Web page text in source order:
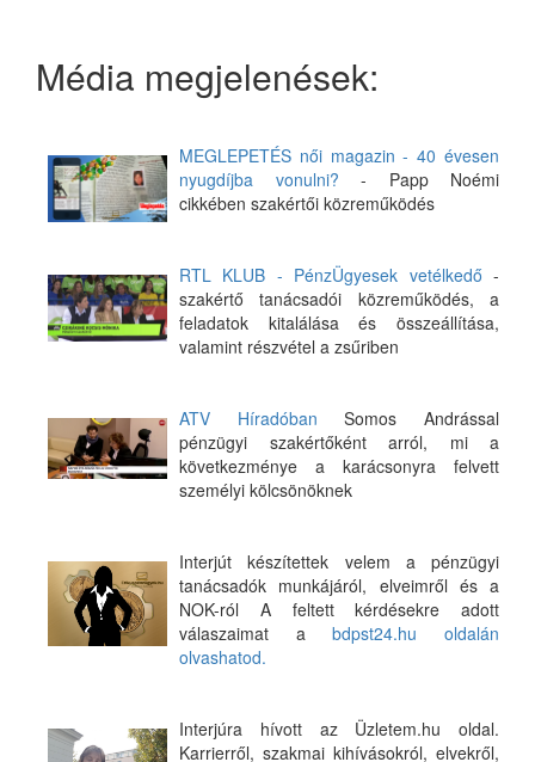
Média megjelenések:
MEGLEPETÉS női magazin - 40 évesen
nyugdíjba vonulni? - Papp Noémi
cikkében szakértői közreműködés
RTL KLUB - PénzÜgyesek vetélkedő -
szakértő tanácsadói közreműködés, a
feladatok kitalálása és összeállítása,
valamint részvétel a zsűriben
ATV Híradóban Somos Andrással
pénzügyi szakértőként arról, mi a
következménye a karácsonyra felvett
személyi kölcsönöknek
Interjút készítettek velem a pénzügyi
tanácsadók munkájáról, elveimről és a
NOK-ról A feltett kérdésekre adott
válaszaimat abdpst24.hu oldalán
olvashatod.
Interjúra hívott az Üzletem.hu oldal.
Karrierről, szakmai kihívásokról, elvekről,